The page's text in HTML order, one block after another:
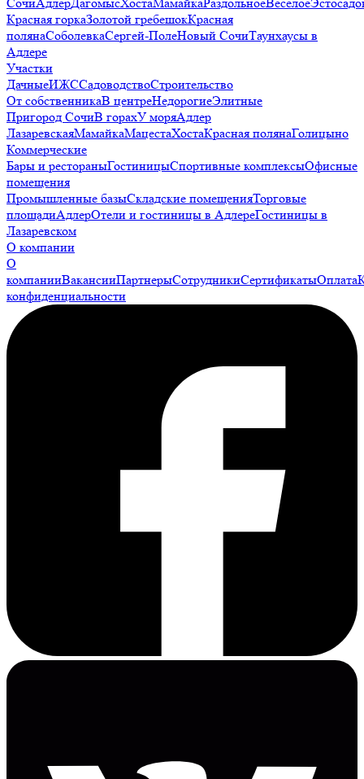
Красная горкаЗолотой гребешокКрасная
полянаСоболевкаСергей-ПолеНовый СочиТаунхаусы в
Адлере
Участки
ДачныеИЖССадоводствоСтроительство
От собственникаВ центреНедорогиеЭлитные
Пригород СочиВ горахУ моряАдлер
ЛазаревскаяМамайкаМацестаХостаКрасная полянаГолицыно
Коммерческие
Бары и рестораныГостиницыСпортивные комплексыОфисные
помещения
Промышленные базыСкладские помещенияТорговые
площадиАдлерОтели и гостиницы в АдлереГостиницы в
Лазаревском
О компании
О
компанииВакансииПартнерыСотрудникиСертификатыОплата
конфиденциальности